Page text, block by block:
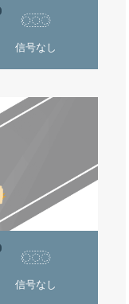
信号なし
信号なし